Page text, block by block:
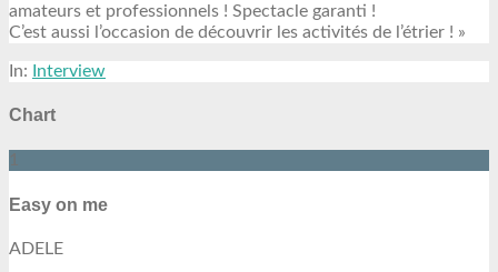
amateurs et professionnels ! Spectacle garanti !
C’est aussi l’occasion de découvrir les activités de l’étrier ! »
In: Interview
Chart
1
Easy on me
ADELE